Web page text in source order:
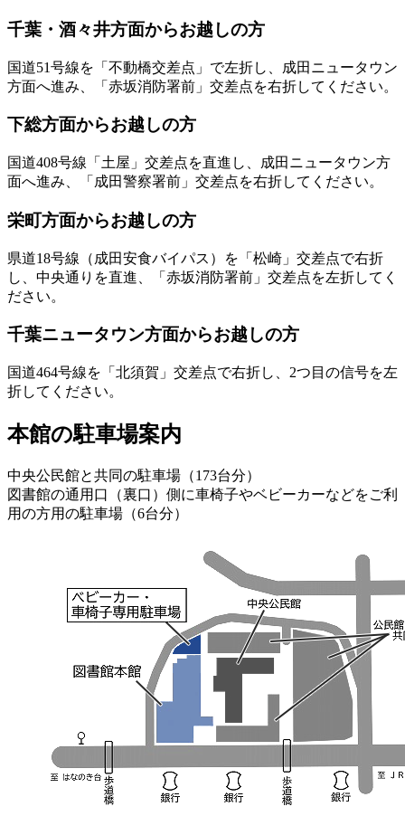
千葉・酒々井方面からお越しの方
国道51号線を「不動橋交差点」で左折し、成田ニュータウン
方面へ進み、「赤坂消防署前」交差点を右折してください。
下総方面からお越しの方
国道408号線「土屋」交差点を直進し、成田ニュータウン方
面へ進み、「成田警察署前」交差点を右折してください。
栄町方面からお越しの方
県道18号線（成田安食バイパス）を「松崎」交差点で右折
し、中央通りを直進、「赤坂消防署前」交差点を左折してく
ださい。
千葉ニュータウン方面からお越しの方
国道464号線を「北須賀」交差点で右折し、2つ目の信号を左
折してください。
本館の駐車場案内
中央公民館と共同の駐車場（173台分）
図書館の通用口（裏口）側に車椅子やベビーカーなどをご利
用の方用の駐車場（6台分）